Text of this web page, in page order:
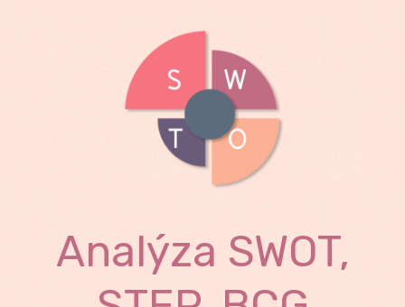
Analýza SWOT,